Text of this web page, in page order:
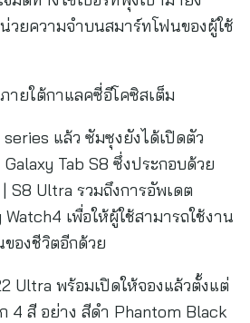
วยความจำบนสมาร์ทโฟนของผู้ใช้
ายใต้กาแลคซี่อีโคซิสเต็ม
แล้ว ซัมซุงยังได้เปิดตัว
Tab S8 ซึ่งประกอบด้วย
S8 Ultra รวมถึงการอัพเดต
เพื่อให้ผู้ใช้สามารถใช้งาน
องชีวิตอีกด้วย
Ultra พร้อมเปิดให้จองแล้วตั้งแต่
4 สี อย่าง สีดำ Phantom Black